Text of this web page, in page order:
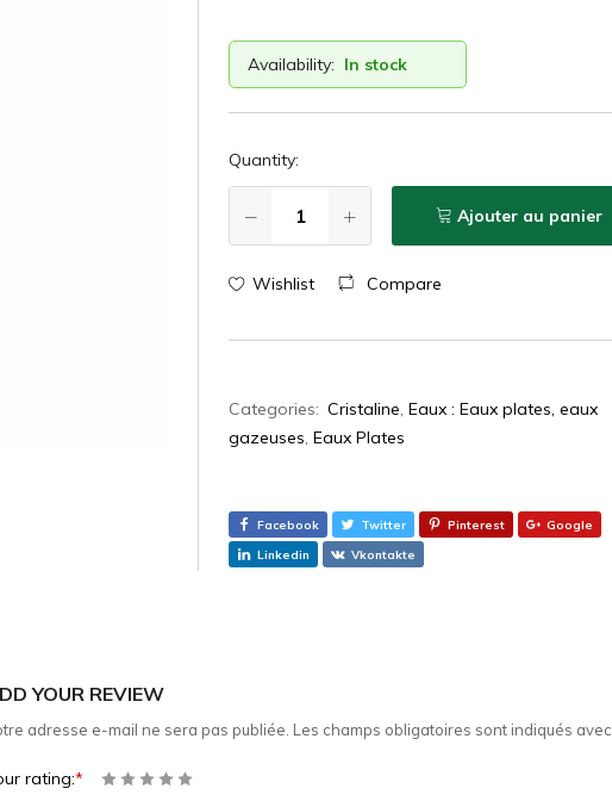
Availability: In stock
Quantity:
Ajouter au panier
Wishlist Compare
Categories: Cristaline,Eaux : Eaux plates, eaux
gazeuses,Eaux Plates
Facebook Twitter Pinterest
Google
Linkedin
Vkontakte
YOUR REVIEW
adresse e-mail ne sera pas publiée. Les champs obligatoires sont indiqués avec
rating:*